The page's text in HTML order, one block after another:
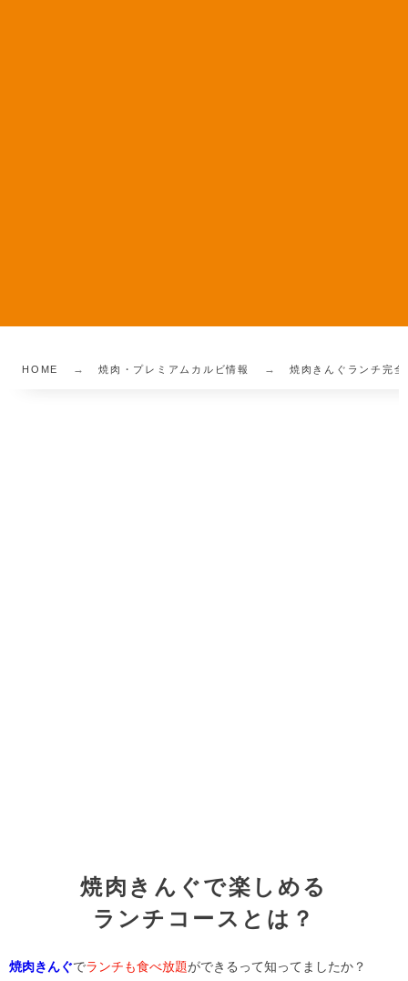
HOME 焼肉・プレミアムカルビ情報 焼肉きんぐランチ完
焼肉きんぐで楽しめる
ランチコースとは？
焼肉きんぐでランチも食べ放題ができるって知ってましたか？